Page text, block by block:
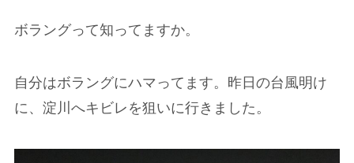
ボラングって知ってますか。
自分はボラングにハマってます。昨日の台風明け
に、淀川へキビレを狙いに行きました。